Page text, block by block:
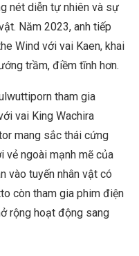
nét diễn tự nhiên và sự
Năm 2023, anh tiếp
Wind với vai Kaen, khai
trầm, điềm tĩnh hơn.
tham gia
vai King Wachira
mang sắc thái cứng
vẻ ngoài mạnh mẽ của
vào tuyến nhân vật có
còn tham gia phim điện
rộng hoạt động sang